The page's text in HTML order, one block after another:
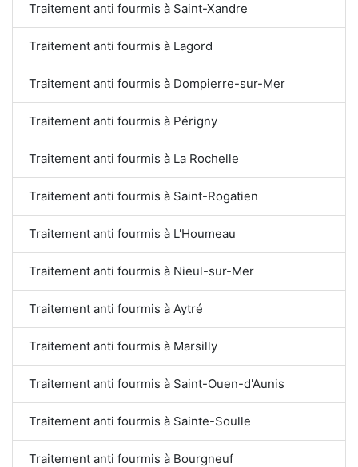
Traitement anti fourmis à Saint-Xandre
Traitement anti fourmis à Lagord
Traitement anti fourmis à Dompierre-sur-Mer
Traitement anti fourmis à Périgny
Traitement anti fourmis à La Rochelle
Traitement anti fourmis à Saint-Rogatien
Traitement anti fourmis à L'Houmeau
Traitement anti fourmis à Nieul-sur-Mer
Traitement anti fourmis à Aytré
Traitement anti fourmis à Marsilly
Traitement anti fourmis à Saint-Ouen-d'Aunis
Traitement anti fourmis à Sainte-Soulle
Traitement anti fourmis à Bourgneuf